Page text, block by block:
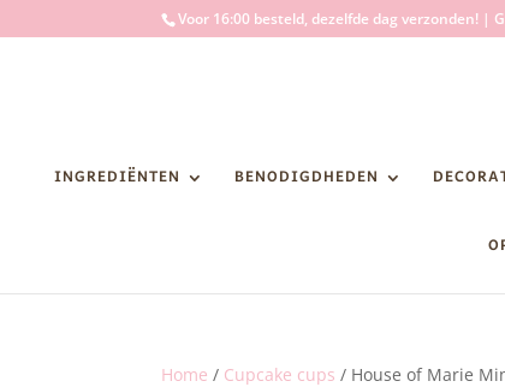
Voor 16:00 besteld, dezelfde dag verzonden! |
INGREDIËNTEN BENODIGDHEDEN
Home / Cupcake cups / House of Marie